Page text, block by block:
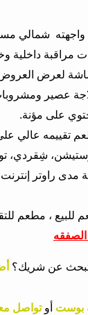
مراقبة داخلية
على مؤنة.
شِقردي،
مدى راوتر
للبيع ، مطعم
تبحث عن شريك؟
بوست أو تواصل